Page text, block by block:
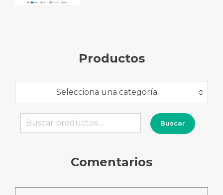
Productos
Selecciona una categoría
Buscar
Buscar
Comentarios